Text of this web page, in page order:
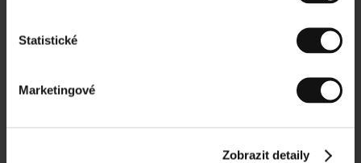
Statistické
Marketingové
Zobrazit detaily